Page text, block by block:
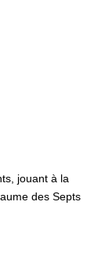
jouant à la
des Septs